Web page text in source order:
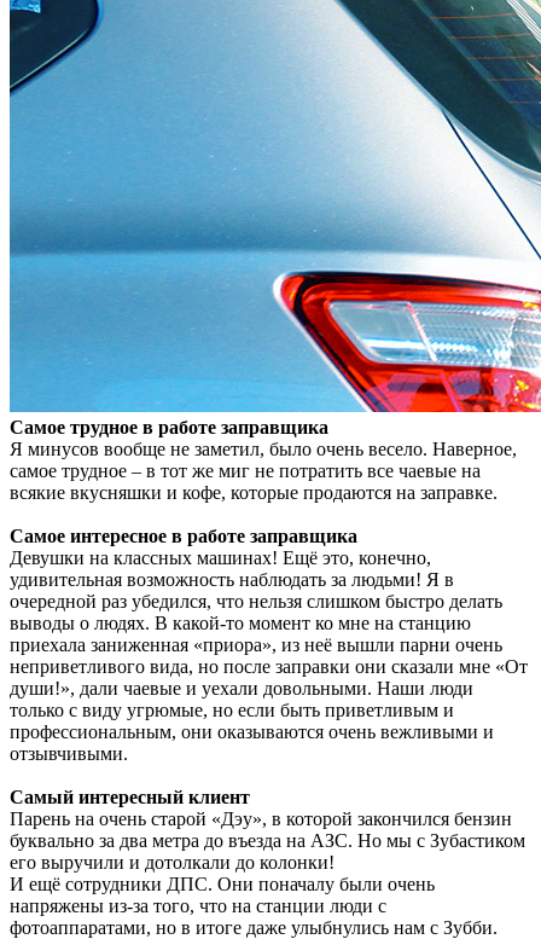
Самое трудное в работе заправщика
Я минусов вообще не заметил, было очень весело. Наверное,
самое трудное – в тот же миг не потратить все чаевые на
всякие вкусняшки и кофе, которые продаются на заправке.
Самое интересное в работе заправщика
Девушки на классных машинах! Ещё это, конечно,
удивительная возможность наблюдать за людьми! Я в
очередной раз убедился, что нельзя слишком быстро делать
выводы о людях. В какой-то момент ко мне на станцию
приехала заниженная «приора», из неё вышли парни очень
неприветливого вида, но после заправки они сказали мне «От
души!», дали чаевые и уехали довольными. Наши люди
только с виду угрюмые, но если быть приветливым и
профессиональным, они оказываются очень вежливыми и
отзывчивыми.
Самый интересный клиент
Парень на очень старой «Дэу», в которой закончился бензин
буквально за два метра до въезда на АЗС. Но мы с Зубастиком
его выручили и дотолкали до колонки!
И ещё сотрудники ДПС. Они поначалу были очень
напряжены из-за того, что на станции люди с
фотоаппаратами, но в итоге даже улыбнулись нам с Зубби.